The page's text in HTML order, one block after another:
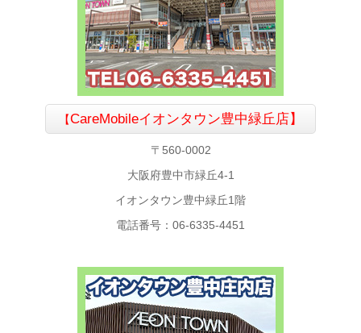
【CareMobileイオンタウン豊中緑丘店】
〒560-0002
大阪府豊中市緑丘4-1
イオンタウン豊中緑丘1階
電話番号：06-6335-4451